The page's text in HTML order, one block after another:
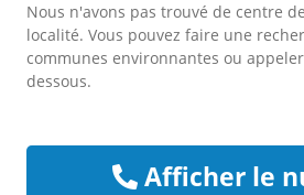
Nous n'avons pas trouvé de centre
localité. Vous pouvez faire une
communes environnantes ou
dessous.
Afficher le